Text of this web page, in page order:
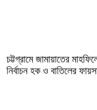
চট্টগ্রামে জামায়াতের
নির্বাচন হক ও বাতিলের